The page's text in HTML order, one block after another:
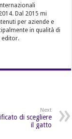
Dal 2015 mi
per aziende e
in qualità di
editor.
Next
di scegliere
il gatto